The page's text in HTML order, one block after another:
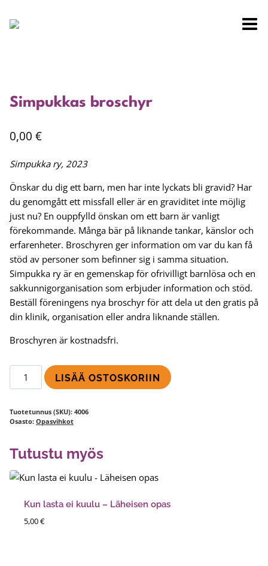
sisältöön
Simpukkas broschyr
0,00 €
Simpukka ry, 2023
Önskar du dig ett barn, men har inte lyckats bli gravid? Har
du genomgått ett missfall eller är en graviditet inte möjlig
just nu? En ouppfylld önskan om ett barn är vanligt
förekommande. Många bär på liknande tankar, känslor och
erfarenheter. Broschyren ger information om var du kan få
stöd av personer som befinner sig i samma situation.
Simpukka ry är en gemenskap för ofrivilligt barnlösa och en
sakkunnigorganisation som erbjuder information och stöd.
Beställ föreningens nya broschyr för att dela ut den gratis på
din klinik, organisation eller andra liknande ställen.
Broschyren är kostnadsfri.
Simpukkas
broschyr
LISÄÄ OSTOSKORIIN
Tuotetunnus (SKU): 4006
Osasto: Opasvihkot
Tutustu myös
Kun lasta ei kuulu – Läheisen opas
5,00€